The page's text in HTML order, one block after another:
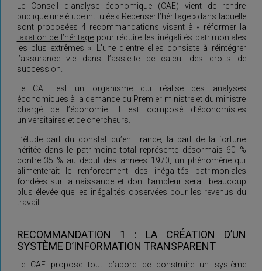
Le Conseil d’analyse économique (CAE) vient de rendre
publique une étude intitulée « Repenser l’héritage » dans laquelle
sont proposées 4 recommandations visant à « réformer la
taxation de l’héritagepour réduire les inégalités patrimoniales
les plus extrêmes ». L’une d’entre elles consiste à réintégrer
l’assurance vie dans l’assiette de calcul des droits de
succession.
Le CAE est un organisme qui réalise des analyses
économiques à la demande du Premier ministre et du ministre
chargé de l’économie. Il est composé d’économistes
universitaires et de chercheurs.
L’étude part du constat qu’en France, la part de la fortune
héritée dans le patrimoine total représente désormais 60 %
contre 35 % au début des années 1970, un phénomène qui
alimenterait le renforcement des inégalités patrimoniales
fondées sur la naissance et dont l’ampleur serait beaucoup
plus élevée que les inégalités observées pour les revenus du
travail.
RECOMMANDATION 1 : LA CRÉATION D’UN
SYSTÈME D’INFORMATION TRANSPARENT
Le CAE propose tout d’abord de construire un système